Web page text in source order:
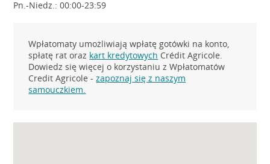
Pn.-Niedz.: 00:00-23:59
Wpłatomaty umożliwiają wpłatę gotówki na konto,
spłatę rat oraz kart kredytowych Crédit Agricole.
Dowiedz się więcej o korzystaniu z Wpłatomatów
Credit Agricole -zapoznaj się z naszym
samouczkiem.